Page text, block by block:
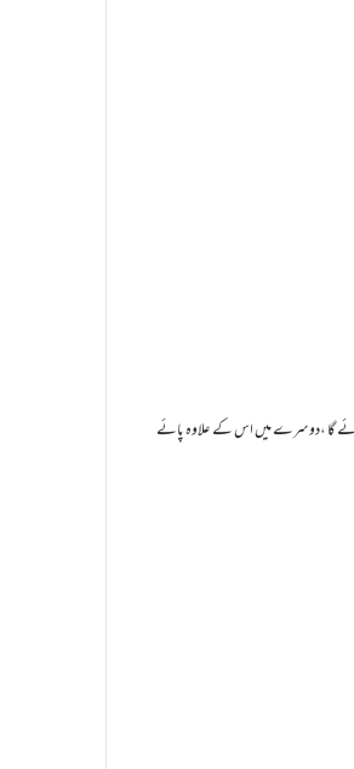
گا ،دوسرے میں اس کے علاوہ پائے